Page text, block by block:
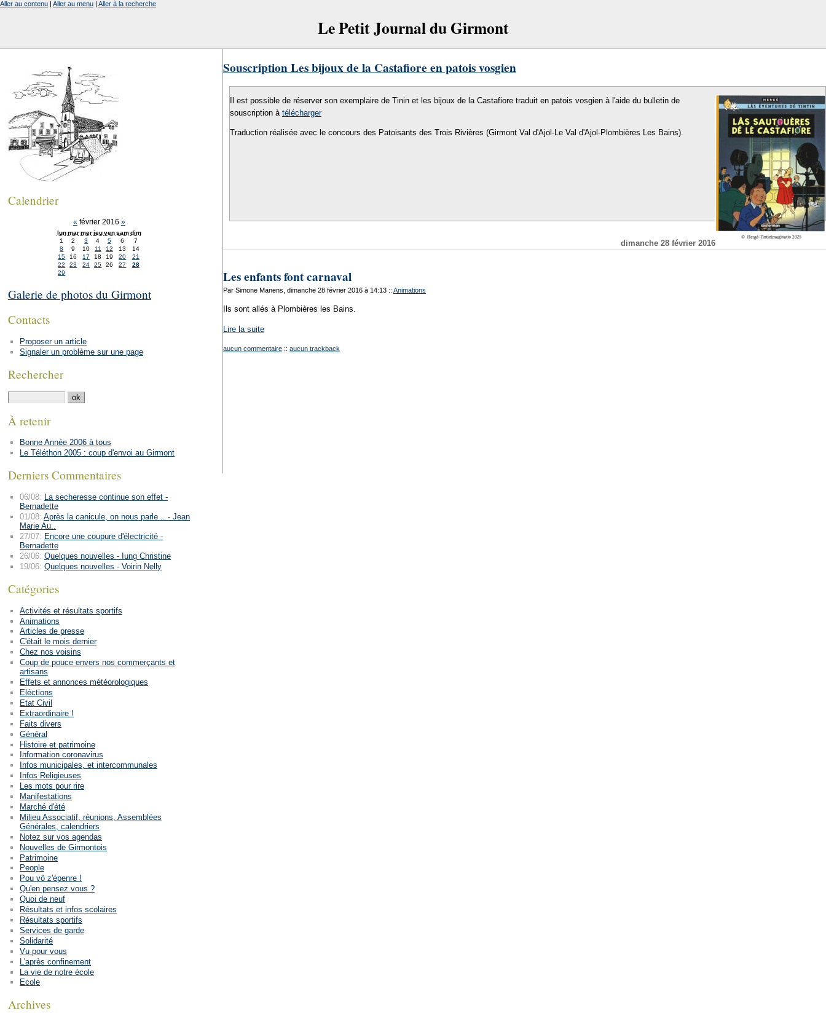
Le Petit Journal du Girmont
Aller au contenu | Aller au menu | Aller à la recherche
Souscription Les bijoux de la Castafiore en patois vosgien
Il est possible de réserver son exemplaire de Tinin et les bijoux de la Castafiore traduit en patois vosgien à l'aide du bulletin de
souscription à télécharger
Traduction réalisée avec le concours des Patoisants des Trois Rivières (Girmont Val d'Ajol-Le Val d'Ajol-Plombières Les Bains).
dimanche 28 février 2016
Les enfants font carnaval
Par Simone Manens, dimanche 28 février 2016 à 14:13 :: Animations
Ils sont allés à Plombières les Bains.
Lire la suite
aucun commentaire :: aucun trackback
Calendrier
« février 2016 »
lun mar mer jeu ven sam dim
1
2 3 4 5 6
7
8
9 10 11 12 13
14
15
16 17 18 19 20
21
22
23 24 25 26 27
28
29
Galerie de photos du Girmont
Contacts
Proposer un article
Signaler un problème sur une page
Rechercher
À retenir
Bonne Année 2006 à tous
Le Téléthon 2005 : coup d'envoi au Girmont
Derniers Commentaires
06/08: La secheresse continue son effet -
Bernadette
01/08: Après la canicule, on nous parle .. - Jean
Marie Au..
27/07: Encore une coupure d'électricité -
Bernadette
26/06: Quelques nouvelles - Iung Christine
19/06: Quelques nouvelles - Voirin Nelly
Catégories
Activités et résultats sportifs
Animations
Articles de presse
C'était le mois dernier
Chez nos voisins
Coup de pouce envers nos commerçants et
artisans
Effets et annonces météorologiques
Eléctions
Etat Civil
Extraordinaire !
Faits divers
Général
Histoire et patrimoine
Information coronavirus
Infos municipales, et intercommunales
Infos Religieuses
Les mots pour rire
Manifestations
Marché d'été
Milieu Associatif, réunions, Assemblées
Générales, calendriers
Notez sur vos agendas
Nouvelles de Girmontois
Patrimoine
People
Pou vô z'épenre !
Qu'en pensez vous ?
Quoi de neuf
Résultats et infos scolaires
Résultats sportifs
Services de garde
Solidarité
Vu pour vous
L'après confinement
La vie de notre école
Ecole
Archives